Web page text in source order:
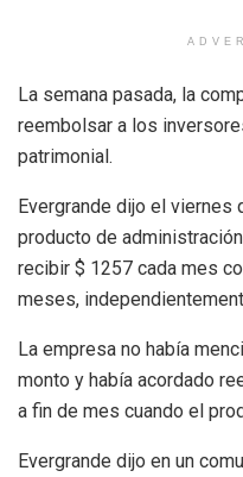
La semana pasada, la
reembolsar a los
patrimonial.
Evergrande dijo el viernes
producto de
recibir $ 1257 cada mes
meses,
La empresa no había
monto y había acordado
a fin de mes cuando el
Evergrande dijo en un